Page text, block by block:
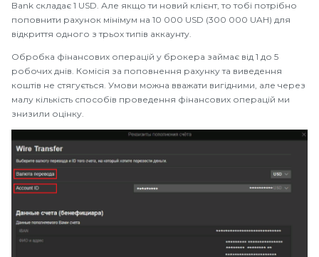
Bank складає 1 USD. Але якщо ти новий клієнт, то тобі потрібно
поповнити рахунок мінімум на 10 000 USD (300 000 UAH) для
відкриття одного з трьох типів аккаунту.
Обробка фінансових операцій у брокера займає від 1 до 5
робочих днів. Комісія за поповнення рахунку та виведення
коштів не стягується. Умови можна вважати вигідними, але через
малу кількість способів проведення фінансових операцій ми
знизили оцінку.